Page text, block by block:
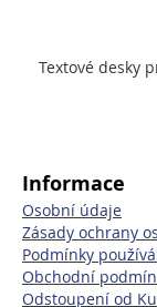
Textové desky
Informace
Osobní údaje
Zásady ochrany
Podmínky
Obchodní
Odstoupení od